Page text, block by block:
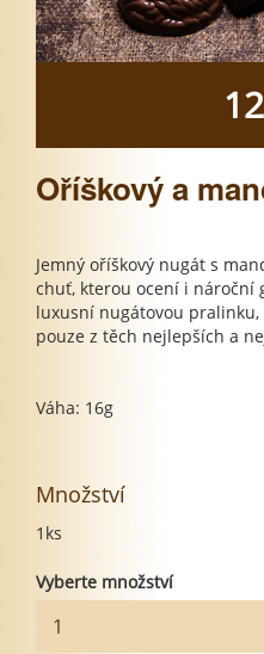
Oříškový a
Jemný oříškový nugát s
chuť, kterou ocení i nároční
luxusní nugátovou
pouze z těch nejlepších a
Váha: 16g
Množství
1ks
Vyberte množství